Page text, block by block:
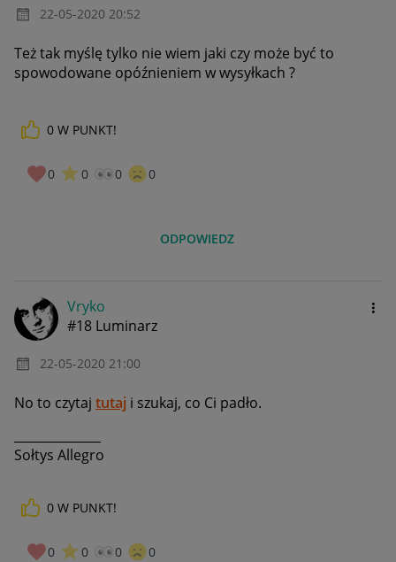
‎22-05-2020 20:52
Też tak myślę tylko nie wiem jaki czy może być to
spowodowane opóźnieniem w wysyłkach ?
0 W PUNKT!
0 0 0 0
ODPOWIEDZ
Vryko
#18 Luminarz
‎22-05-2020 21:00
No to czytaj tutaj i szukaj, co Ci padło.
Sołtys Allegro
0 W PUNKT!
0 0 0 0